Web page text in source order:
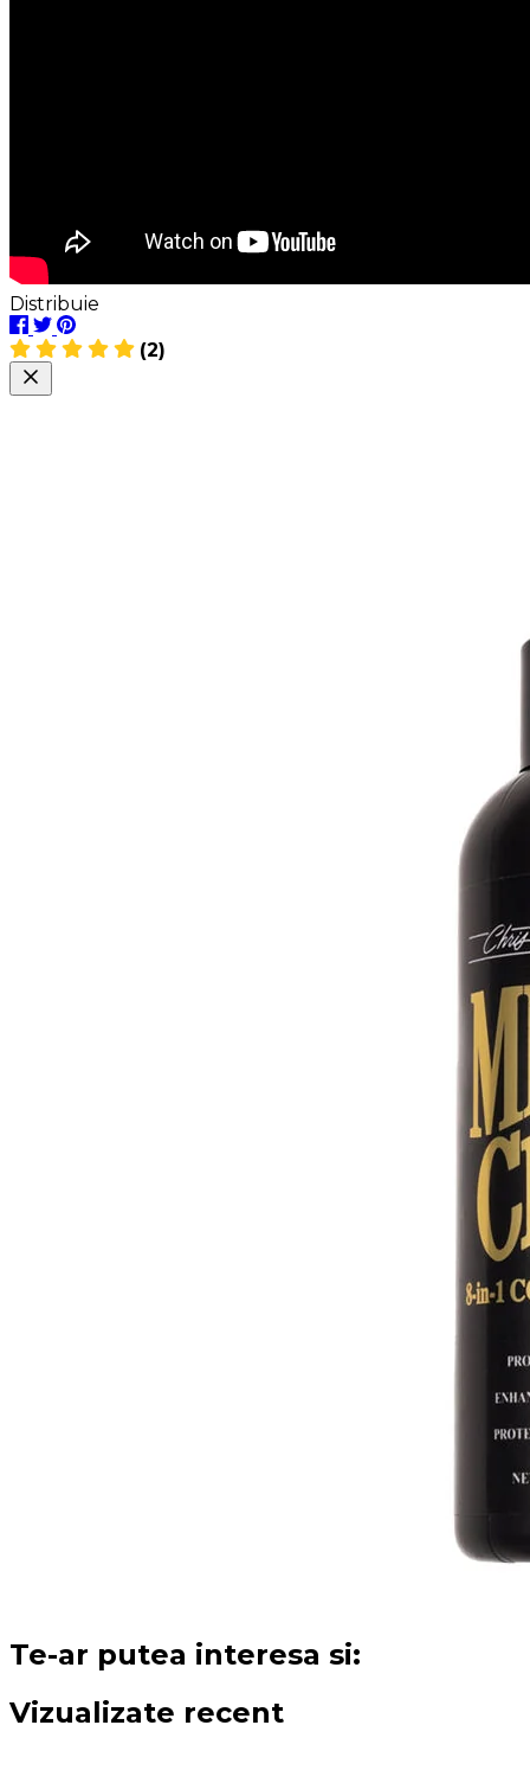
Distribuie
(2)
Te-ar putea interesa si:
Vizualizate recent